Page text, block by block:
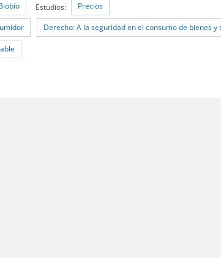
Estudios: Precios
Derecho: A la seguridad en el consumo de bienes y